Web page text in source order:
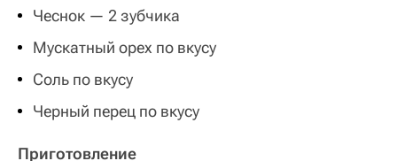
Чеснок — 2 зубчика
Мускатный орех по вкусу
Соль по вкусу
Черный перец по вкусу
Приготовление